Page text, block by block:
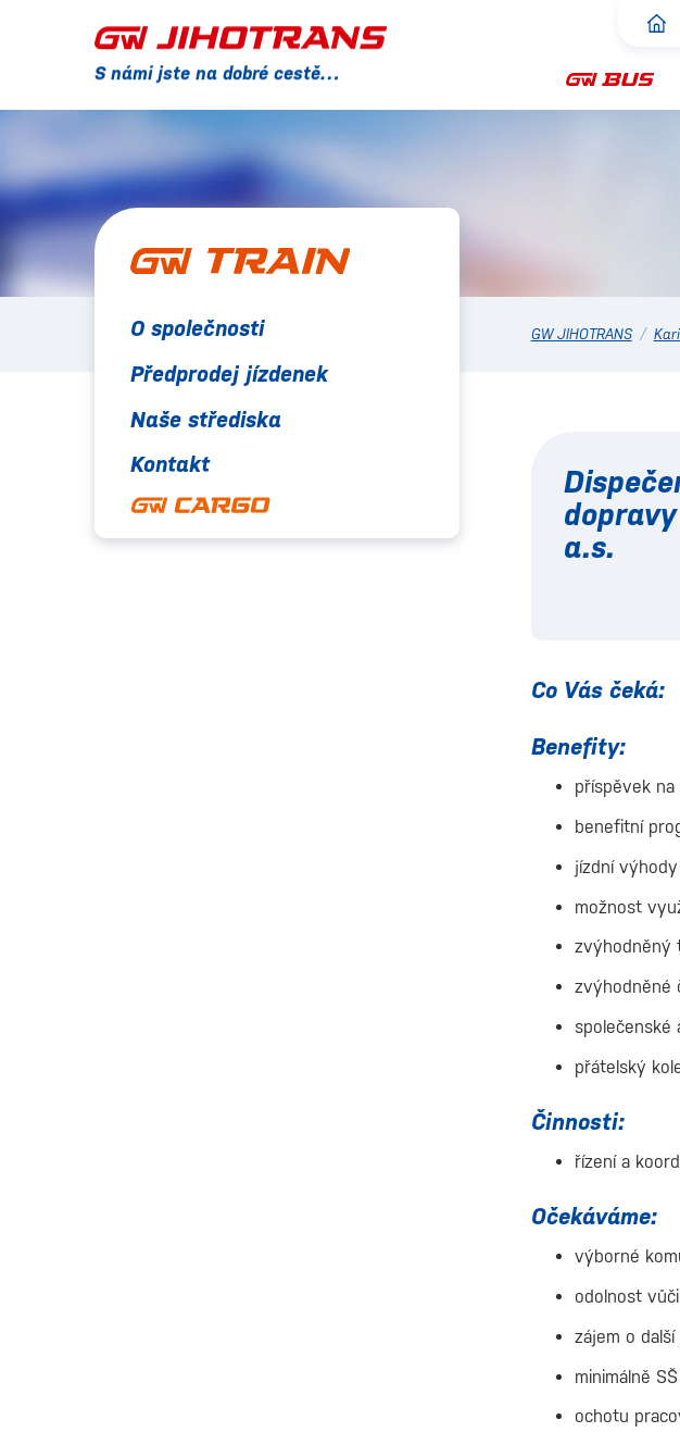
S námi jste na dobré cestě…
GW JIHOTRANS/
O společnosti
Předprodej jízdenek
Naše střediska
Kontakt
a.s.
Co Vás čeká:
Benefity:
příspěvek
benefitní
jízdní
možnost
zvýhodněný
zvýhodněné
společenské
přátelský
Činnosti:
řízení a
Očekáváme:
výborné
odolnost
zájem o další
minimálně
ochotu